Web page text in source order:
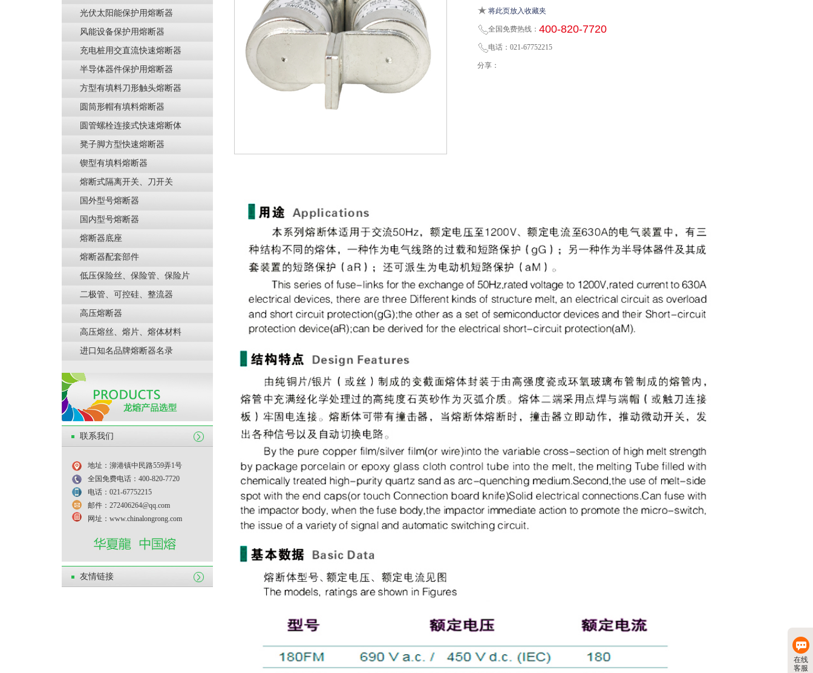
在线
客服
光伏太阳能保护用熔断器
风能设备保护用熔断器
充电桩用交直流快速熔断器
半导体器件保护用熔断器
方型有填料刀形触头熔断器
圆筒形帽有填料熔断器
圆管螺栓连接式快速熔断体
凳子脚方型快速熔断器
锲型有填料熔断器
熔断式隔离开关、刀开关
国外型号熔断器
国内型号熔断器
熔断器底座
熔断器配套部件
低压保险丝、保险管、保险片
二极管、可控硅、整流器
高压熔断器
高压熔丝、熔片、熔体材料
进口知名品牌熔断器名录
联系我们
地址：泖港镇中民路559弄1号
全国免费电话：400-820-7720
电话：021-67752215
邮件：272406264@qq.com
网址：www.chinalongrong.com
友情链接
将此页放入收藏夹
全国免费热线： 400-820-7720
电话：021-67752215
分享：